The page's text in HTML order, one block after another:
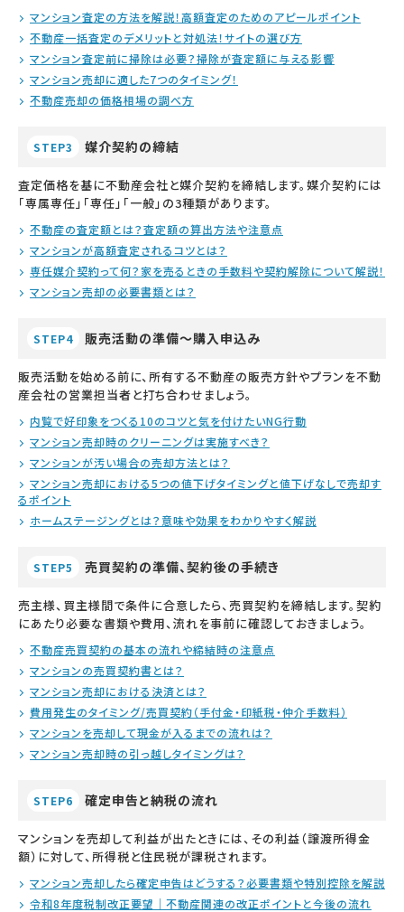
マンション査定の方法を解説！高額査定のためのアピールポイント
不動産一括査定のデメリットと対処法！サイトの選び方
マンション査定前に掃除は必要？掃除が査定額に与える影響
マンション売却に適した7つのタイミング！
不動産売却の価格相場の調べ方
STEP3 媒介契約の締結
査定価格を基に不動産会社と媒介契約を締結します。媒介契約には
「専属専任」「専任」「一般」の3種類があります。
不動産の査定額とは？査定額の算出方法や注意点
マンションが高額査定されるコツとは？
専任媒介契約って何？家を売るときの手数料や契約解除について解説！
マンション売却の必要書類とは？
STEP4 販売活動の準備～購入申込み
販売活動を始める前に、所有する不動産の販売方針やプランを不動
産会社の営業担当者と打ち合わせましょう。
内覧で好印象をつくる10のコツと気を付けたいNG行動
マンション売却時のクリーニングは実施すべき？
マンションが汚い場合の売却方法とは？
マンション売却における5つの値下げタイミングと値下げなしで売却す
るポイント
ホームステージングとは？意味や効果をわかりやすく解説
STEP5 売買契約の準備、契約後の手続き
売主様、買主様間で条件に合意したら、売買契約を締結します。契約
にあたり必要な書類や費用、流れを事前に確認しておきましょう。
不動産売買契約の基本の流れや締結時の注意点
マンションの売買契約書とは？
マンション売却における決済とは？
費用発生のタイミング/売買契約（手付金・印紙税・仲介手数料）
マンションを売却して現金が入るまでの流れは？
マンション売却時の引っ越しタイミングは？
STEP6 確定申告と納税の流れ
マンションを売却して利益が出たときには、その利益（譲渡所得金
額）に対して、所得税と住民税が課税されます。
マンション売却したら確定申告はどうする？必要書類や特別控除を解説
令和8年度税制改正要望｜不動産関連の改正ポイントと今後の流れ